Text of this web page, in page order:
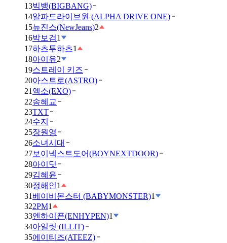
13빅뱅(BIGBANG)
14알파드라이브원 (ALPHA DRIVE ONE)
15뉴진스(NewJeans)2
16박보검1
17하츠투하츠1
18아이유2
19스트레이 키즈
20아스트로(ASTRO)
21 엑소(EXO)
22송혜교
23TXT
24수지
25장원영
26소녀시대
27보이넥스트도어(BOYNEXTDOOR)
28아이딧
29김혜윤
30정해인1
31 베이비몬스터 (BABYMONSTER)1
322PM1
33엔하이픈(ENHYPEN)1
34아일릿 (ILLIT)
35에이티즈(ATEEZ)